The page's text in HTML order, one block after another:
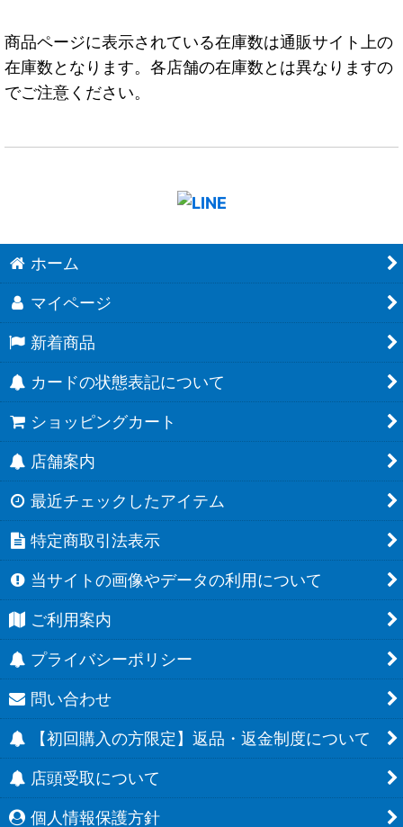
商品ページに表示されている在庫数は通販サイト上の
在庫数となります。各店舗の在庫数とは異なりますの
でご注意ください。
ホーム
マイページ
新着商品
カードの状態表記について
ショッピングカート
店舗案内
最近チェックしたアイテム
特定商取引法表示
当サイトの画像やデータの利用について
ご利用案内
プライバシーポリシー
問い合わせ
【初回購入の方限定】返品・返金制度について
店頭受取について
個人情報保護方針